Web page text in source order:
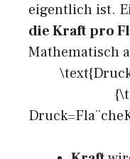
eigentlich ist.
die Kraft pro
Mathematisch